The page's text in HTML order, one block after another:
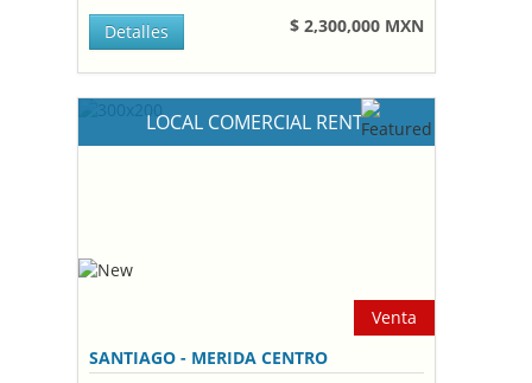
$ 2,300,000 MXN
Detalles
LOCAL COMERCIAL RENT
Venta
SANTIAGO - MERIDA CENTRO